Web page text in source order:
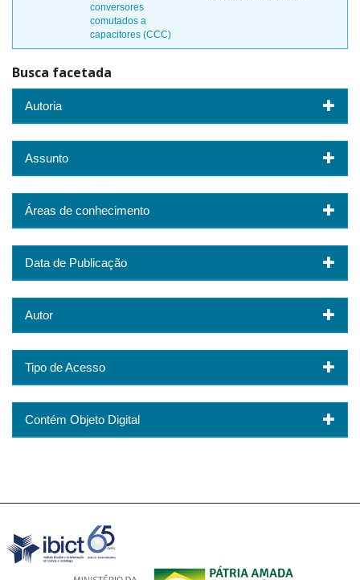
conversores
comutados a
capacitores (CCC)
Busca facetada
Autoria
Assunto
Áreas de conhecimento
Data de Publicação
Autor
Tipo de Acesso
Contém Objeto Digital